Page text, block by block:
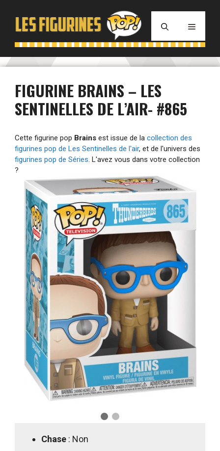
contenu
MENU
FIGURINE BRAINS – LES
SENTINELLES DE L’AIR- #865
Cette figurine pop Brains est issue de la collection des
figurines pop de Les Sentinelles de l'air, et de l'univers des
figurines pop de Séries. L'avez vous dans votre collection
?
Chase : Non